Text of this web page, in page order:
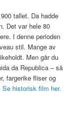
tallet. Da hadde
Det var hele 80
I denne perioden
stil. Mange av
Men går du
da Republica – så
fargerike fliser og
Se historisk film her.